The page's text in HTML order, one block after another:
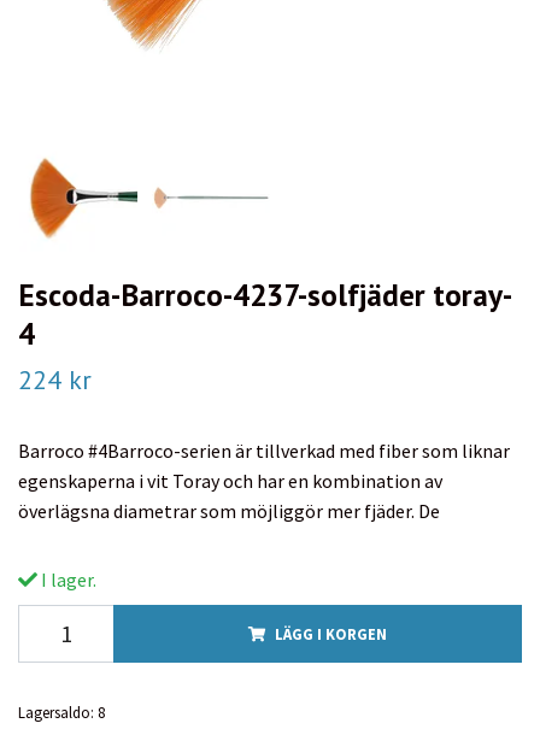
Escoda-Barroco-4237-solfjäder toray-
4
224 kr
Barroco #4Barroco-serien är tillverkad med fiber som liknar
egenskaperna i vit Toray och har en kombination av
överlägsna diametrar som möjliggör mer fjäder. De
I lager.
LÄGG I KORGEN
Lagersaldo: 8